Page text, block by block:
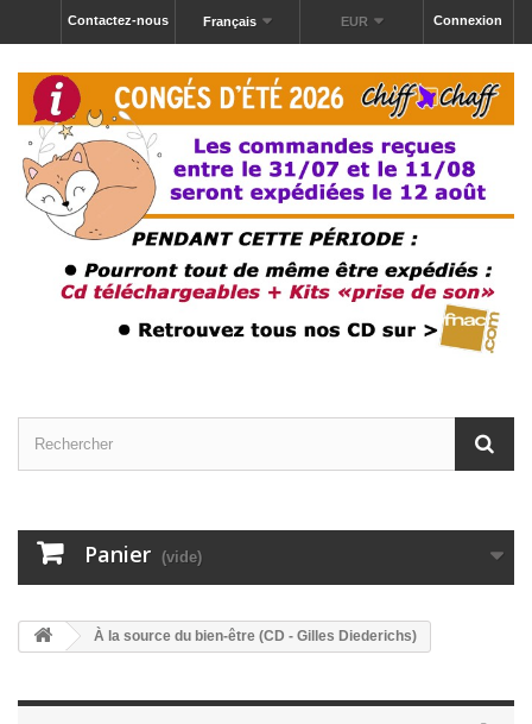
Connexion
EUR
Français
Contactez-nous
Panier (vide)
À la source du bien-être (CD - Gilles Diederichs)